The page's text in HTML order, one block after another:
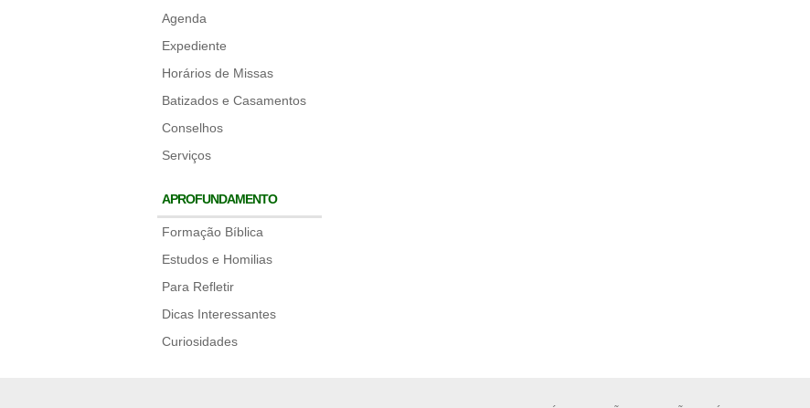
Agenda
Expediente
Horários de Missas
Batizados e Casamentos
Conselhos
Serviços
APROFUNDAMENTO
Formação Bíblica
Estudos e Homilias
Para Refletir
Dicas Interessantes
Curiosidades